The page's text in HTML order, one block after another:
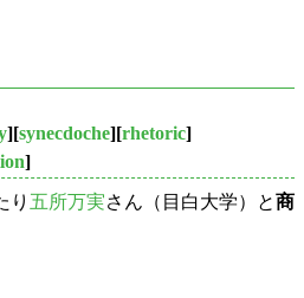
][synecdoche][rhetoric]
]
り 五所万実さん（目白大学）と商